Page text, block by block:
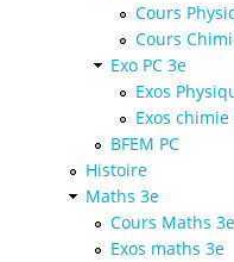
Cours
Cours
Exo PC 3e
Exos
Exos chimie
BFEM PC
Histoire
Maths 3e
Cours Maths 3e
Exos maths 3e